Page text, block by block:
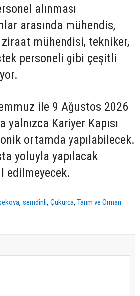
alınması
arasında mühendis,
mühendisi, tekniker,
personeli gibi çeşitli
ile 9 Ağustos 2026
yalnızca Kariyer Kapısı
ortamda yapılabilecek.
yoluyla yapılacak
edilmeyecek.
,semdinli,Çukurca,Tarım ve Orman